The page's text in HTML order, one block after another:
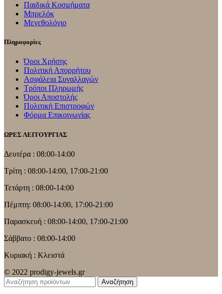
Παιδικά Κοσμήματα
Μπρελόκ
Μεγεθολόγιο
Πληροφορίες
Όροι Χρήσης
Πολιτική Απορρήτου
Ασφάλεια Συναλλαγών
Τρόποι Πληρωμής
Όροι Αποστολής
Πολιτική Επιστροφών
Φόρμα Επικοινωνίας
ΩΡΕΣ ΛΕΙΤΟΥΡΓΙΑΣ
Δευτέρα : 08:00-14:00
Τρίτη : 08:00-14:00, 17:00-21:00
Τετάρτη : 08:00-14:00
Πέμπτη: 08:00-14:00, 17:00-21:00
Παρασκευή : 08:00-14:00, 17:00-21:00
Σάββατο : 08:00-14:00
Κυριακή : Κλειστά
© 2022 prodigy-jewels.gr
Αναζήτηση